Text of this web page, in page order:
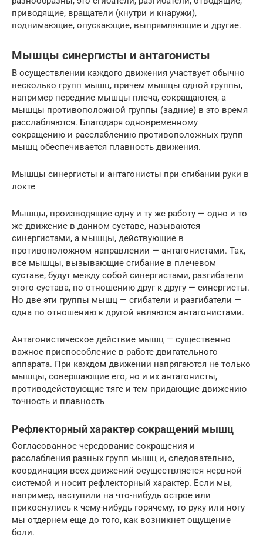
приводящие, вращатели (кнутри и кнаружи),
поднимающие, опускающие, выпрямляющие и другие.
Мышцы синергисты и антагонисты
В осуществлении каждого движения участвует обычно
несколько групп мышц, причем мышцы одной группы,
например передние мышцы плеча, сокращаются, а
мышцы противоположной группы (задние) в это время
расслабляются. Благодаря одновременному
сокращению и расслаблению противоположных групп
мышц обеспечивается плавность движения.
Мышцы синергисты и антагонисты при сгибании руки в
локте
Мышцы, производящие одну и ту же работу — одно и то
же движение в данном суставе, называются
синергистами, а мышцы, действующие в
противоположном направлении — антагонистами. Так,
все мышцы, вызывающие сгибание в плечевом
суставе, будут между собой синергистами, разгибатели
этого сустава, по отношению друг к другу — синергисты.
Но две эти группы мышц — сгибатели и разгибатели —
одна по отношению к другой являются антагонистами.
Антагонистическое действие мышц — существенно
важное приспособление в работе двигательного
аппарата. При каждом движении напрягаются не только
мышцы, совершающие его, но и их антагонисты,
противодействующие тяге и тем придающие движению
точность и плавность
Рефлекторный характер сокращений мышц
Согласованное чередование сокращения и
расслабления разных групп мышц и, следовательно,
координация всех движений осуществляется нервной
системой и носит рефлекторный характер. Если мы,
например, наступили на что-нибудь острое или
прикоснулись к чему-нибудь горячему, то руку или ногу
мы отдернем еще до того, как возникнет ощущение
боли.